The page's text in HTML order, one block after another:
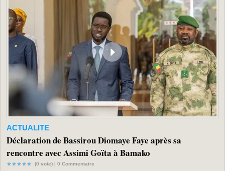
ACTUALITE
Déclaration de Bassirou Diomaye Faye après sa
rencontre avec Assimi Goïta à Bamako
(0 vote) | 0 Commentaire